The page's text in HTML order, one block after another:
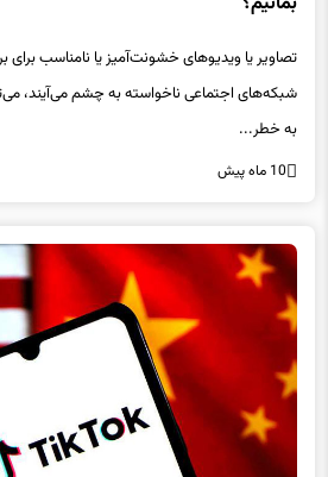
شبکه‌های اجتماعی ناخواسته به چشم می‌آیند،
به خطر...
10 ماه پیش